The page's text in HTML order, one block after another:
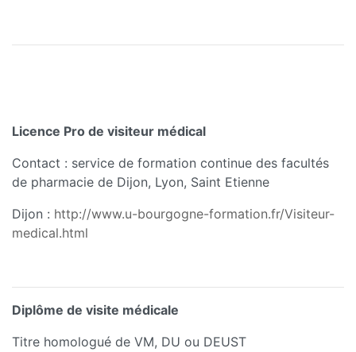
Licence Pro de visiteur médical
Contact : service de formation continue des facultés
de pharmacie de Dijon, Lyon, Saint Etienne
Dijon : http://www.u-bourgogne-formation.fr/Visiteur-
medical.html
Diplôme de visite médicale
Titre homologué de VM, DU ou DEUST